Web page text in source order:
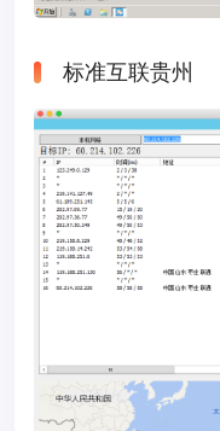
标准互联贵州